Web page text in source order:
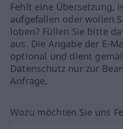
Fehlt eine Übersetzung,
aufgefallen oder wollen
loben? Füllen Sie bitte
aus. Die Angabe der E-
optional und dient
Datenschutz nur zur
Anfrage.
Wozu möchten Sie uns